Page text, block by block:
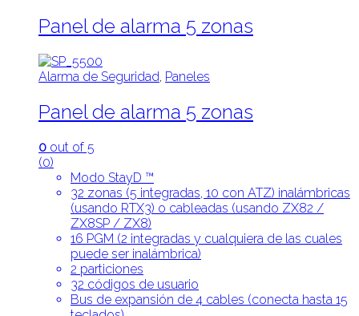
Panel de alarma 5 zonas
Alarma de Seguridad, Paneles
Panel de alarma 5 zonas
0 out of 5
(0)
Modo StayD ™
32 zonas (5 integradas, 10 con ATZ) inalámbricas
(usando RTX3) o cableadas (usando ZX82 /
ZX8SP / ZX8)
16 PGM (2 integradas y cualquiera de las cuales
puede ser inalámbrica)
2 particiones
32 códigos de usuario
Bus de expansión de 4 cables (conecta hasta 15